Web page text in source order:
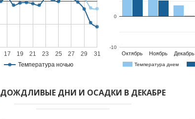
Температура ночью
17 19 21 23 25 27 29 31
Температура днем
Октябрь Ноябрь Декабрь
-10
0
ДОЖДЛИВЫЕ ДНИ И ОСАДКИ В ДЕКАБРЕ